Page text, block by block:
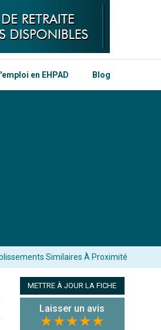
en EHPAD Blog
Similaires À Proximité
METTRE À JOUR LA FICHE
Laisser un avis
★★★★★